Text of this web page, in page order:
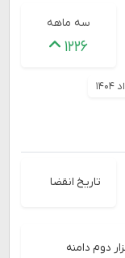
سه ماهه
۱۲۲۶
تاریخ انقضا
دوم دامنه